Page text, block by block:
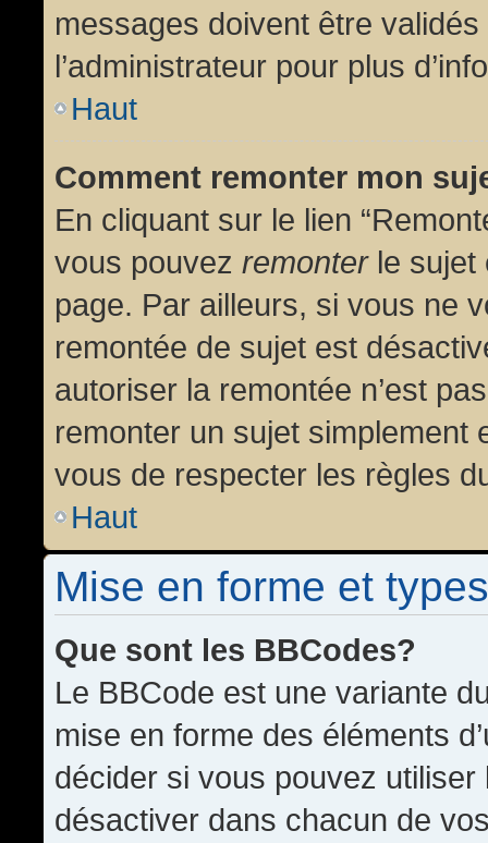
messages doivent être
l’administrateur pour plus
Haut
Comment remonter mon
En cliquant sur le lien
vous pouvez remonterle sujet
page. Par ailleurs, si vous ne
remontée de sujet est
autoriser la remontée n’est
remonter un sujet simplement
vous de respecter les règles
Haut
Mise en forme et
Que sont les BBCodes?
Le BBCode est une variante
mise en forme des éléments
décider si vous pouvez
désactiver dans chacun de